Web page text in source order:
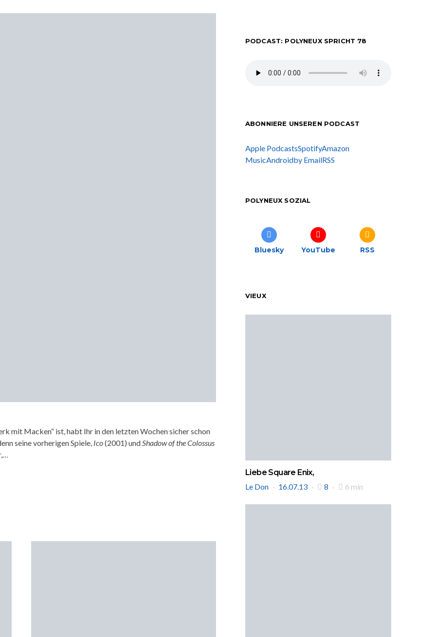
mit Macken“ ist, habt Ihr in den letzten Wochen sicher schon
seine vorherigen Spiele, Ico(2001) undShadow of the Colossus
PODCAST: POLYNEUX SPRICHT 78
ABONNIERE UNSEREN PODCAST
Apple PodcastsSpotifyAmazon
MusicAndroidby EmailRSS
POLYNEUX SOZIAL
Bluesky YouTube RSS
VIEUX
Liebe Square Enix,
Le Don
16.07.13 8 6 min